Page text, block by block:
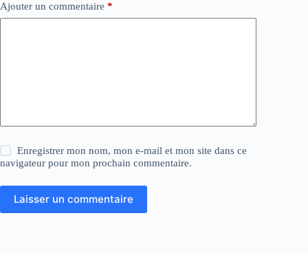
Ajouter un commentaire *
Enregistrer mon nom, mon e-mail et mon site dans ce
navigateur pour mon prochain commentaire.
Laisser un commentaire